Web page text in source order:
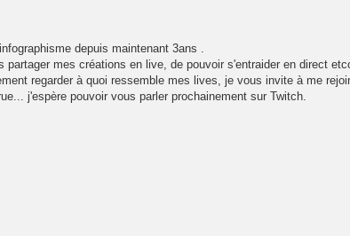
depuis maintenant 3ans .
mes créations en live, de pouvoir s'entraider en direct
regarder à quoi ressemble mes lives, je vous invite à me
j'espère pouvoir vous parler prochainement sur Twitch.